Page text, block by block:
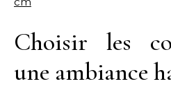
Choisir les
une ambiance